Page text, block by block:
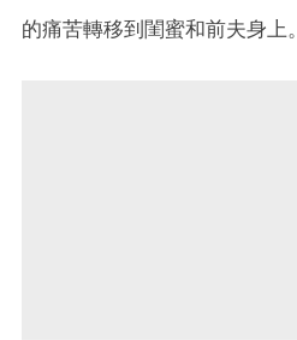
的痛苦轉移到閨蜜和前夫身上。